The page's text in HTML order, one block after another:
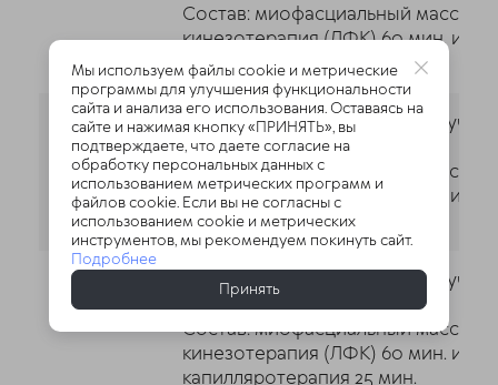
Состав: миофасциальный массаж
кинезотерапия (ЛФК) 60 мин. и
капилляротерапия 25 мин.
Курс лечения 10 сеансов, без
приема врача
Состав: миофасциальный массаж
кинезотерапия (ЛФК) 30 мин. и
капилляротерапия 25 мин.
Курс лечения 10 сеансов, без
приема врача
Состав: миофасциальный массаж
кинезотерапия (ЛФК) 60 мин. и
капилляротерапия 25 мин.
Мы используем файлы cookie и метрические
программы для улучшения функциональности
сайта и анализа его использования. Оставаясь на
сайте и нажимая кнопку «ПРИНЯТЬ», вы
подтверждаете, что даете согласие на
обработку персональных данных с
использованием метрических программ и
файлов cookie. Если вы не согласны с
использованием cookie и метрических
инструментов, мы рекомендуем покинуть сайт.
Подробнее
Принять